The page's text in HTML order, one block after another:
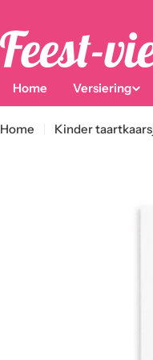
naar
content
Home Versiering
Home Kinder